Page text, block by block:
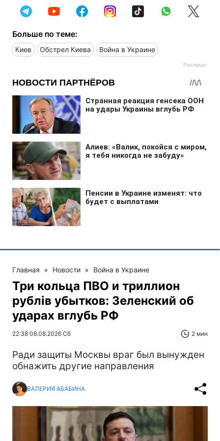
Больше по теме:
Киев Обстрел Киева Война в Украине
Главная » Новости » Война в Украине
Три кольца ПВО и триллион
рублів убытков: Зеленский об
ударах вглубь РФ
22:38 08.08.2026 Сб 2 мин
Ради защиты Москвы враг был вынужден
обнажить другие направления
ВАЛЕРИЯ АБАБИНА